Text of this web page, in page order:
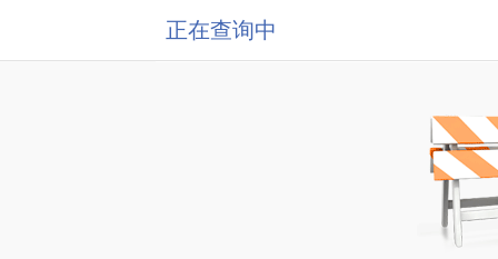
正在查询中